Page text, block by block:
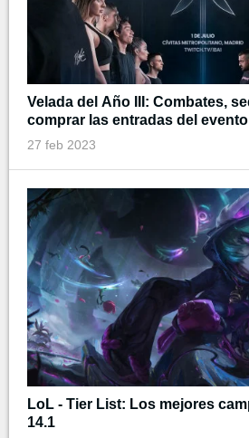
Velada del Año III: Combates,
comprar las entradas del
27 feb 2023
LoL - Tier List: Los mejores
14.1